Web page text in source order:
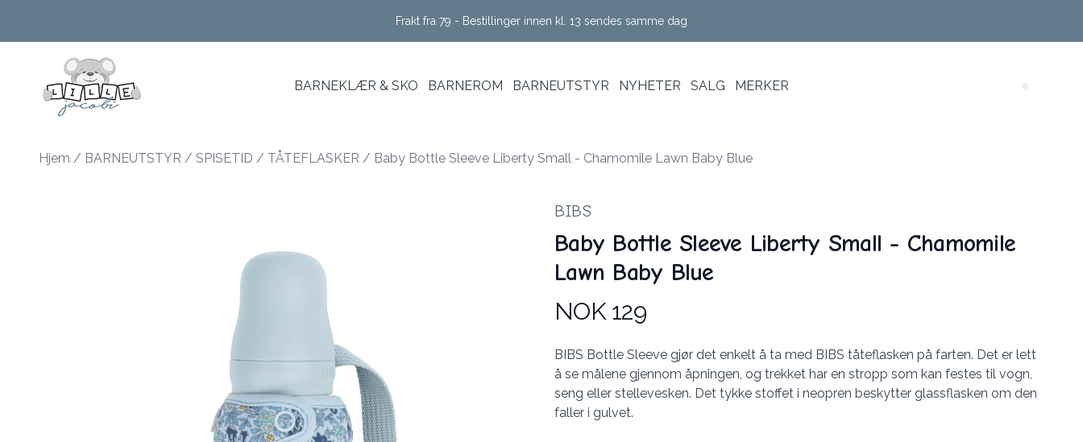
Frakt fra 79 - Bestillinger innen kl. 13 sendes samme dag
BARNEKLÆR & SKO BARNEROM BARNEUTSTYR NYHETER SALG MERKER
Hjem / BARNEUTSTYR / SPISETID / TÅTEFLASKER / Baby Bottle Sleeve Liberty Small - Chamomile Lawn Baby Blue
BIBS
Baby Bottle Sleeve Liberty Small - Chamomile
Lawn Baby Blue
Produktdetaljer
NOK 129
Description
BIBS Bottle Sleeve gjør det enkelt å ta med BIBS tåteflasken på farten. Det er lett
å se målene gjennom åpningen, og trekket har en stropp som kan festes til vogn,
seng eller stellevesken. Det tykke stoffet i neopren beskytter glassflasken om den
faller i gulvet.